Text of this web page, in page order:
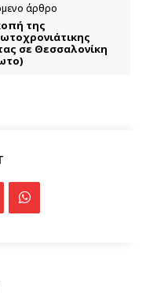
άρθρο
της
σε Θεσσαλονίκη